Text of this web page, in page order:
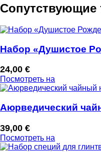
Сопутствующие
Набор «Душистое
24,00 €
Посмотреть на
Аюрведический
39,00 €
Посмотреть на